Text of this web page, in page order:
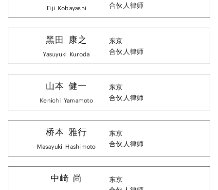
Eiji Kobayashi
合伙人律师
黑田 康之
Yasuyuki Kuroda
东京
合伙人律师
山本 健一
Kenichi Yamamoto
东京
合伙人律师
桥本 雅行
Masayuki Hashimoto
东京
合伙人律师
中崎 尚
东京